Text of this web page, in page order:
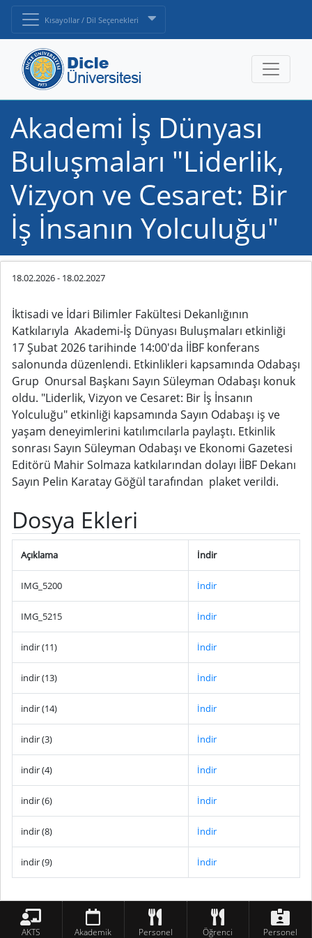
Kısayollar / Dil Seçenekleri
Akademi İş Dünyası
Buluşmaları "Liderlik,
Vizyon ve Cesaret: Bir
İş İnsanın Yolculuğu"
18.02.2026- 18.02.2027
İktisadi ve İdari Bilimler Fakültesi Dekanlığının
Katkılarıyla Akademi-İş Dünyası Buluşmaları etkinliği
17 Şubat 2026 tarihinde 14:00'da İİBF konferans
salonunda düzenlendi. Etkinlikleri kapsamında Odabaşı
Grup Onursal Başkanı Sayın Süleyman Odabaşı konuk
oldu. "Liderlik, Vizyon ve Cesaret: Bir İş İnsanın
Yolculuğu" etkinliği kapsamında Sayın Odabaşı iş ve
yaşam deneyimlerini katılımcılarla paylaştı. Etkinlik
sonrası Sayın Süleyman Odabaşı ve Ekonomi Gazetesi
Editörü Mahir Solmaza katkılarından dolayı İİBF Dekanı
Sayın Pelin Karatay Göğül tarafından plaket verildi.
Dosya Ekleri
Açıklama İndir
IMG_5200 İndir
IMG_5215 İndir
indir (11) İndir
indir (13) İndir
indir (14) İndir
indir (3) İndir
indir (4) İndir
indir (6) İndir
indir (8) İndir
indir (9) İndir
AKTS Akademik Personel Öğrenci Personel